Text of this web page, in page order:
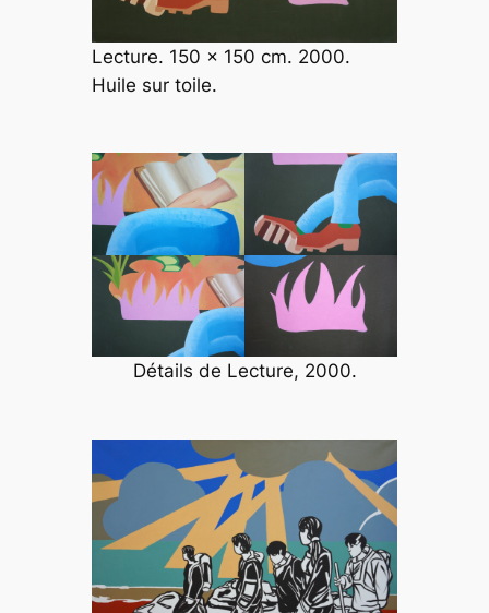
Lecture. 150 x 150 cm. 2000.
Huile sur toile.
Détails de Lecture, 2000.